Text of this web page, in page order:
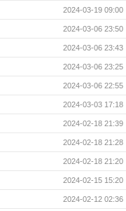
2024-03-19 09:00
2024-03-06 23:50
2024-03-06 23:43
2024-03-06 23:25
2024-03-06 22:55
2024-03-03 17:18
2024-02-18 21:39
2024-02-18 21:28
2024-02-18 21:20
2024-02-15 15:20
2024-02-12 02:36